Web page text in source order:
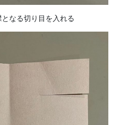
なる切り目を入れる